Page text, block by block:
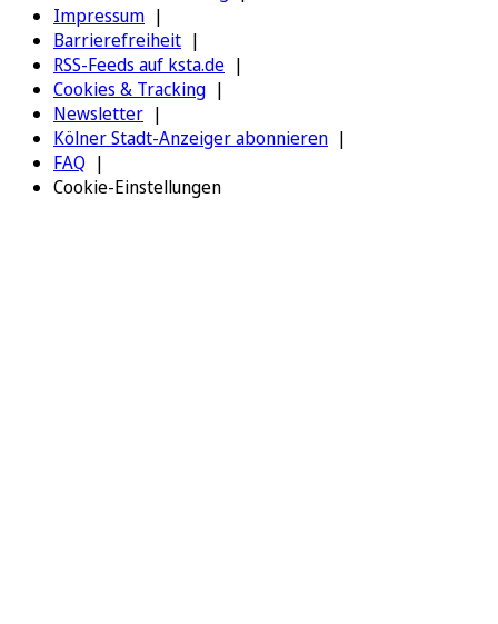
Impressum
Barrierefreiheit
RSS-Feeds auf ksta.de
Cookies & Tracking
Newsletter
Kölner Stadt-Anzeiger abonnieren
FAQ
Cookie-Einstellungen